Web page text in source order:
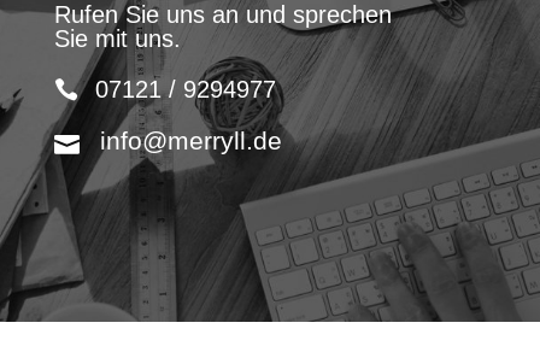
Rufen Sie uns an und sprechen
Sie mit uns.
07121 / 9294977
info@merryll.de